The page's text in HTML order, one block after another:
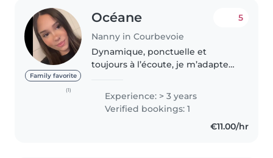
Family favorite
(1)
Océane
Nanny in Courbevoie
5
Dynamique, ponctuelle et
toujours à l’écoute, je m’adapte
attentes des parents. Je veille à
offrir un environnement
Experience: > 3 years
Verified bookings: 1
€11.00/hr